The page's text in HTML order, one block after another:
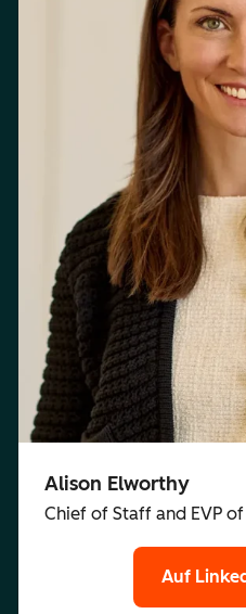
Alison Elworthy
Chief of Staff and EVP
Auf